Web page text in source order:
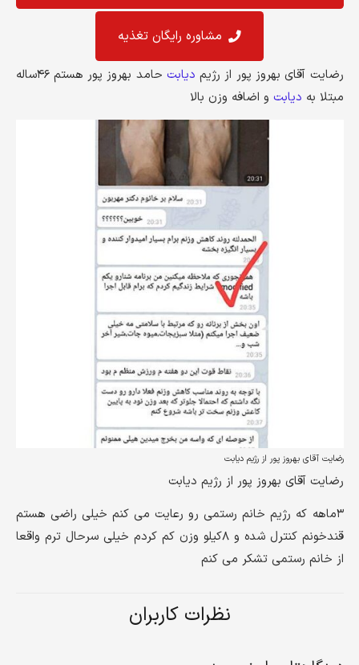
مشاوره رایگان تغذیه
رضایت آقای بهروز پور از رژیمدیابت
حامد بهروز پور هستم ۴۶ساله
مبتلا به دیابت و اضافه وزن بالا
رضایت آقای بهروز پور از رژیم دیابت
رضایت آقای بهروز پور از رژیم دیابت
۳ماهه که رژیم خانم رستمی رو رعایت می کنم خیلی راضی هستم
قندخونم کنترل شده و ۸کیلو وزن کم کردم خیلی سرحال ترم واقعا
از خانم رستمی تشکر می کنم
نظرات کاربران